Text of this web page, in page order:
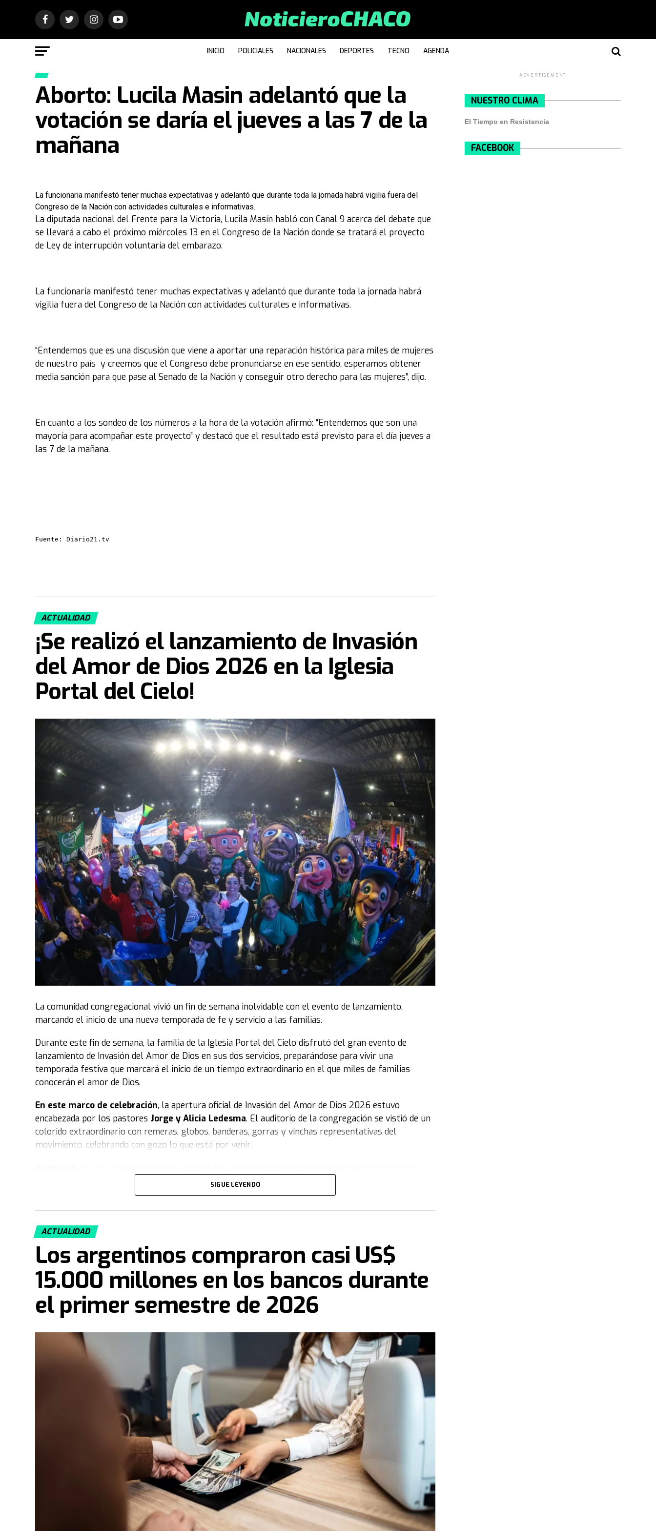
INICIO POLICIALES NACIONALES DEPORTES TECNO AGENDA
Aborto: Lucila Masin adelantó que la
votación se daría el jueves a las 7 de la
mañana
La funcionaria manifestó tener muchas expectativas y adelantó que durante toda la jornada habrá vigilia fuera del
Congreso de la Nación con actividades culturales e informativas.
La diputada nacional del Frente para la Victoria, Lucila Masín habló con Canal 9 acerca del debate que
se llevará a cabo el próximo miércoles 13 en el Congreso de la Nación donde se tratará el proyecto
de Ley de interrupción voluntaria del embarazo.
La funcionaria manifestó tener muchas expectativas y adelantó que durante toda la jornada habrá
vigilia fuera del Congreso de la Nación con actividades culturales e informativas.
“Entendemos que es una discusión que viene a aportar una reparación histórica para miles de mujeres
de nuestro país y creemos que el Congreso debe pronunciarse en ese sentido, esperamos obtener
media sanción para que pase al Senado de la Nación y conseguir otro derecho para las mujeres”, dijo.
En cuanto a los sondeo de los números a la hora de la votación afirmó: “Entendemos que son una
mayoría para acompañar este proyecto” y destacó que el resultado está previsto para el día jueves a
las 7 de la mañana.
Fuente: Diario21.tv
ACTUALIDAD
¡Se realizó el lanzamiento de Invasión
del Amor de Dios 2026 en la Iglesia
Portal del Cielo!
La comunidad congregacional vivió un fin de semana inolvidable con el evento de lanzamiento,
marcando el inicio de una nueva temporada de fe y servicio a las familias.
Durante este fin de semana, la familia de la Iglesia Portal del Cielo disfrutó del gran evento de
lanzamiento de Invasión del Amor de Dios en sus dos servicios, preparándose para vivir una
temporada festiva que marcará el inicio de un tiempo extraordinario en el que miles de familias
conocerán el amor de Dios.
En este marco de celebración, la apertura oficial de Invasión del Amor de Dios 2026 estuvo
encabezada por los pastores Jorge y Alicia Ledesma. El auditorio de la congregación se vistió de un
colorido extraordinario con remeras, globos, banderas, gorras y vinchas representativas del
movimiento, celebrando con gozo lo que está por venir.
jornada especial. Durante el evento, el público disfrutó de una emotiva obra de teatro sobre la
importancia de Invasión en la vida de las personas, acompañada por carteles coloridos, distintos
muñecos gigantes caracterizados con gorra y remera del movimiento, y el equipo de danza de la
fiesta, la presentación cerró con un enérgico videoclip con la temática de largada de Fórmula 1,
simbolizando el gran arranque de esta temporada.
En este sentido, tras el evento de este fin de semana, en los próximos días las calles de la ciudad se
vestirán de fiesta e ilusión. Bajo la consigna de llevar respuestas y contención espiritual a cada hogar,
los miembros de la congregación junto a más de 6.000 iglesias saldrán por las ciudades en una gran
peregrinación para anunciar oficialmente el inicio de esta nueva edición.
, durante tres semanas recorrerán diferentes barrios, la zona céntrica y diversos
eventos evangelísticos recolectando peticiones de oración de los vecinos. Este proceso culminará en
una intensa vigilia de 24 horas ininterrumpidas de oración, donde miles de miembros de la iglesia a
SIGUE LEYENDO
ACTUALIDAD
Los argentinos compraron casi US$
15.000 millones en los bancos durante
el primer semestre de 2026
ADVERTISEMENT
NUESTRO CLIMA
El Tiempo en Resistencia
FACEBOOK